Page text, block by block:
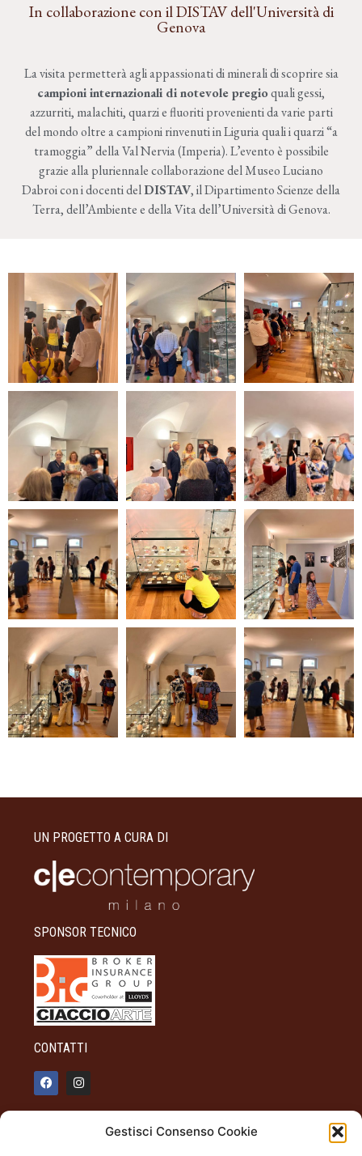
Gestisci Consenso Cookie
In collaborazione con il DISTAV dell'Università di
Genova
La visita permetterà agli appassionati di minerali di scoprire sia
campioni internazionali di notevole pregioquali gessi,
azzurriti, malachiti, quarzi e fluoriti provenienti da varie parti
del mondo oltre a campioni rinvenuti in Liguria quali i quarzi “a
tramoggia” della Val Nervia (Imperia). L’evento è possibile
grazie alla pluriennale collaborazione del Museo Luciano
Dabroi con i docenti delDISTAV, il Dipartimento Scienze della
Terra, dell’Ambiente e della Vita dell’Università di Genova.
UN PROGETTO A CURA DI
SPONSOR TECNICO
CONTATTI
348 90 31 514